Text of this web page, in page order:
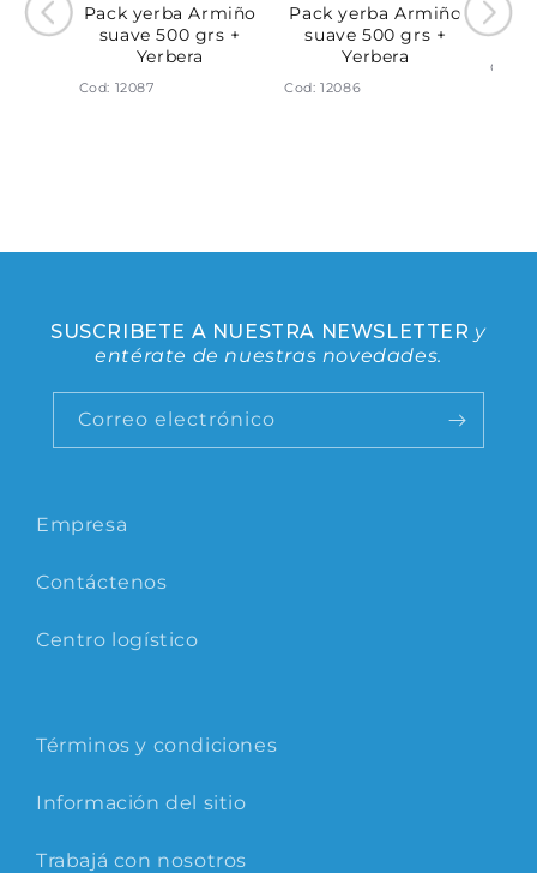
Pack yerba Armiño
suave 500 grs +
Yerbera
Cod: 12087
Pack yerba Armiño
suave 500 grs +
Yerbera
Cod: 12086
Cod:
Empresa
Contáctenos
Centro logístico
Términos y condiciones
Información del sitio
Trabajá con nosotros
SUSCRIBETE A NUESTRA NEWSLETTER y
entérate de nuestras novedades.
Correo electrónico